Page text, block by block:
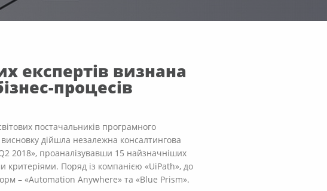
експертів визнана
процесів
постачальників програмного
дійшла незалежна консалтингова
2018», проаналізувавши 15 найзначніших
критеріями. Поряд із компанією «UiPath», до
– «Automation Anywhere» та «Blue Prism».